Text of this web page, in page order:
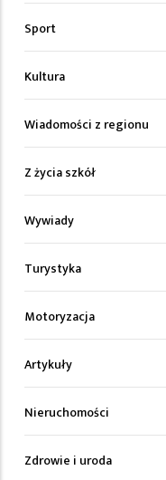
Sport
Kultura
Wiadomości z regionu
Z życia szkół
Wywiady
Turystyka
Motoryzacja
Artykuły
Nieruchomości
Zdrowie i uroda